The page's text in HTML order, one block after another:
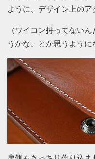
ように、デザイン上のア
（ワイコン持ってない
うかな、とか思うように